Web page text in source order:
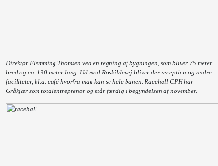
Direktør Flemming Thomsen ved en tegning af bygningen, som bliver 75 meter
bred og ca. 130 meter lang. Ud mod Roskildevej bliver der reception og andre
faciliteter, bl.a. café hvorfra man kan se hele banen. Racehall CPH har
Gråkjær som totalentreprenør og står færdig i begyndelsen af november.